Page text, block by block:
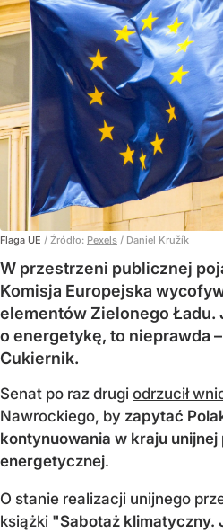
Flaga UE / Źródło: Pexels / Daniel Kružík
W przestrzeni publicznej
Komisja Europejska
elementów Zielonego Ładu.
o energetykę, to nieprawda
Cukiernik.
Senat po raz drugi odrzucił
Nawrockiego, by zapytać
kontynuowania w kraju
energetycznej.
O stanie realizacji unijnego
książki "Sabotaż klimatyczny.